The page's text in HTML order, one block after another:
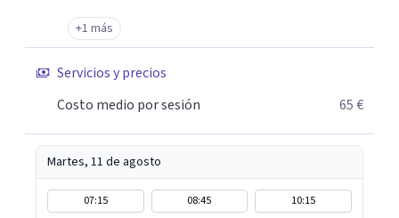
+1 más
Servicios y precios
Costo medio por sesión
65 €
Martes, 11 de agosto
07:15 08:45
10:15